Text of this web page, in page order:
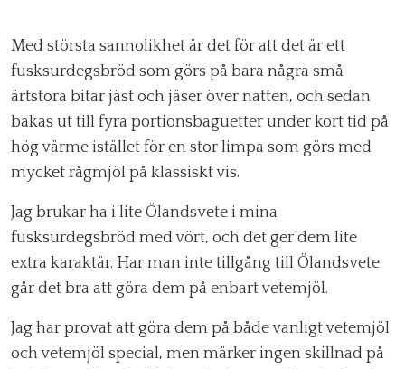
Med största sannolikhet är det för att det är ett
fusksurdegsbröd som görs på bara några små
ärtstora bitar jäst och jäser över natten, och sedan
bakas ut till fyra portionsbaguetter under kort tid på
hög värme istället för en stor limpa som görs med
mycket rågmjöl på klassiskt vis.
Jag brukar ha i lite Ölandsvete i mina
fusksurdegsbröd med vört, och det ger dem lite
extra karaktär. Har man inte tillgång till Ölandsvete
går det bra att göra dem på enbart vetemjöl.
Jag har provat att göra dem på både vanligt vetemjöl
och vetemjöl special, men märker ingen skillnad på